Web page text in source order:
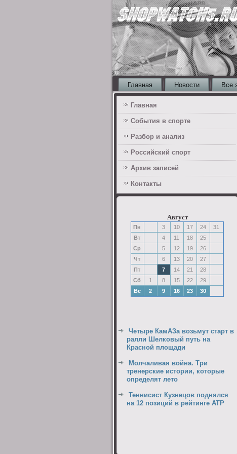
Главная Новости Все
Главная
События в спорте
Разбор и анализ
Российский спорт
Архив записей
Контакты
Август
Пн 3 10 17 24
31
Вт
4 11 18
25
Ср
5 12 19
26
Чт
6 13 20
27
Пт
7 14 21
28
Сб
1 8 15 22
29
Вс
2 9 16 23 30
Четыре КамАЗа возьмут старт в
ралли Шелковый путь на
Красной площади
Молчаливая война. Три
тренерские истории, которые
определят лето
Теннисист Кузнецов поднялся
на 12 позиций в рейтинге ATP